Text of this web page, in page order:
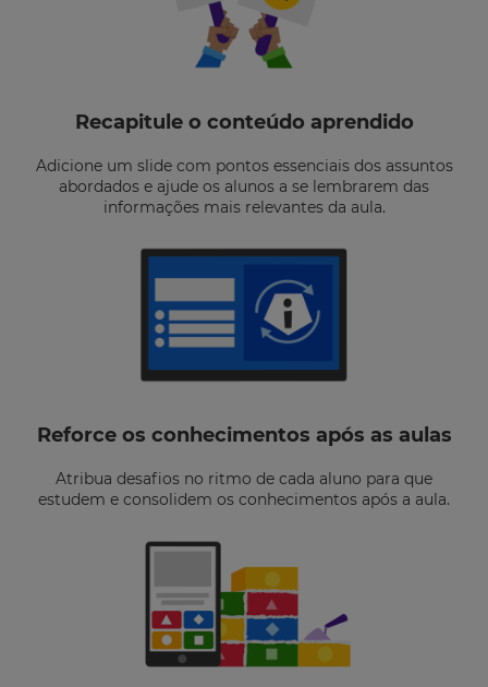
Recapitule o conteúdo aprendido
Adicione um slide com pontos essenciais dos assuntos
abordados e ajude os alunos a se lembrarem das
informações mais relevantes da aula.
Reforce os conhecimentos após as aulas
Atribua desafios no ritmo de cada aluno para que
estudem e consolidem os conhecimentos após a aula.